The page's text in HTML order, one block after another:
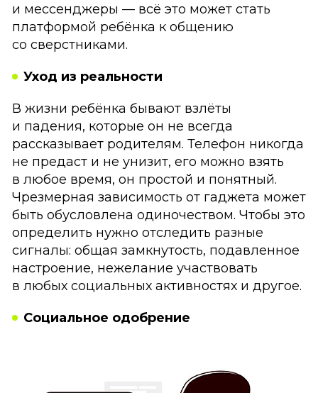
и мессенджеры — всё это может стать
платформой ребёнка к общению
со сверстниками.
Уход из реальности
В жизни ребёнка бывают взлёты
и падения, которые он не всегда
рассказывает родителям. Телефон никогда
не предаст и не унизит, его можно взять
в любое время, он простой и понятный.
Чрезмерная зависимость от гаджета может
быть обусловлена одиночеством. Чтобы это
определить нужно отследить разные
сигналы: общая замкнутость, подавленное
настроение, нежелание участвовать
в любых социальных активностях и другое.
Социальное одобрение